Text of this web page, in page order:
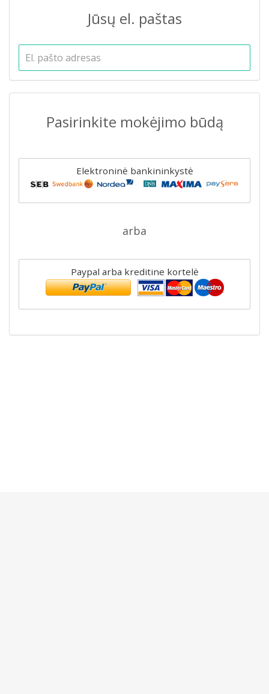
Jūsų el. paštas
Pasirinkite mokėjimo būdą
Elektroninė bankininkystė
arba
Paypal arba kreditine kortelė